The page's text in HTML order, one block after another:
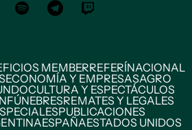
MEMBERREFERÍNACIONAL
ECONOMÍA Y EMPRESASAGRO
CULTURA Y ESPECTÁCULOS
FÚNEBRESREMATES Y LEGALES
PUBLICACIONES
ESPAÑAESTADOS UNIDOS